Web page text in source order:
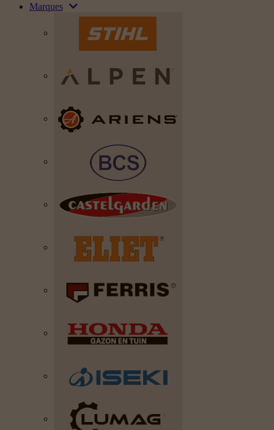
Marques